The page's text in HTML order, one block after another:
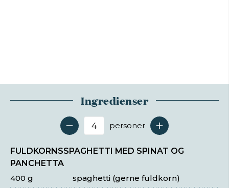
Ingredienser
Antal serveringer
personer
FULDKORNSSPAGHETTI MED SPINAT OG
PANCHETTA
spaghetti (gerne fuldkorn)
400 g